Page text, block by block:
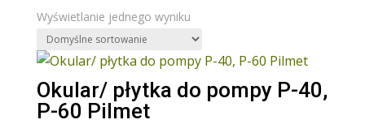
Wyświetlanie jednego wyniku
Okular/ płytka do pompy P-40,
P-60 Pilmet